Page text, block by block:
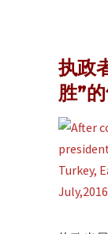
执政
胜”